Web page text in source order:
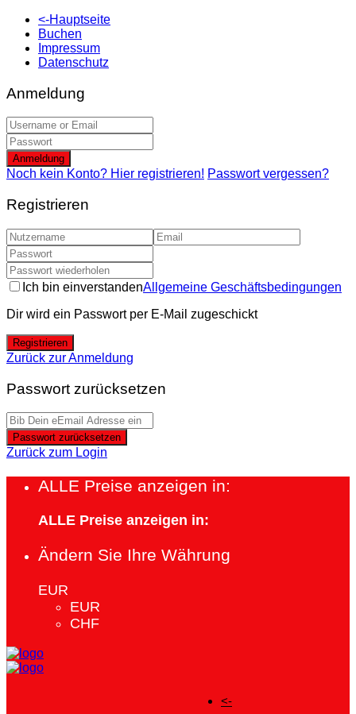
<-Hauptseite
Buchen
Impressum
Datenschutz
Anmeldung
Anmeldung
Noch kein Konto? Hier registrieren! Passwort vergessen?
Registrieren
Ich bin einverstandenAllgemeine Geschäftsbedingungen
Dir wird ein Passwort per E-Mail zugeschickt
Registrieren
Zurück zur Anmeldung
Passwort zurücksetzen
Passwort zurücksetzen
Zurück zum Login
ALLE Preise anzeigen in:
ALLE Preise anzeigen in:
Ändern Sie Ihre Währung
EUR
EUR
CHF
<-